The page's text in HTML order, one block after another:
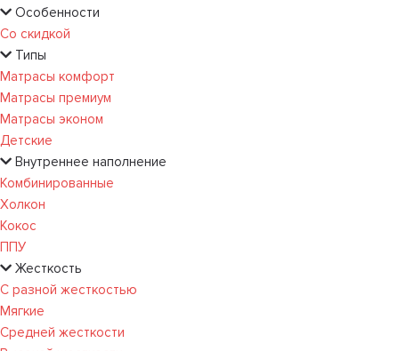
Особенности
Со скидкой
Типы
Матрасы комфорт
Матрасы премиум
Матрасы эконом
Детские
Внутреннее наполнение
Комбинированные
Холкон
Кокос
ППУ
Жесткость
С разной жесткостью
Мягкие
Средней жесткости